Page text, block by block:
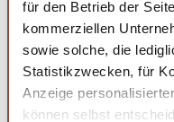
für den Betrieb der
kommerziellen
sowie solche, die
Statistikzwecken, für
Anzeige
können selbst